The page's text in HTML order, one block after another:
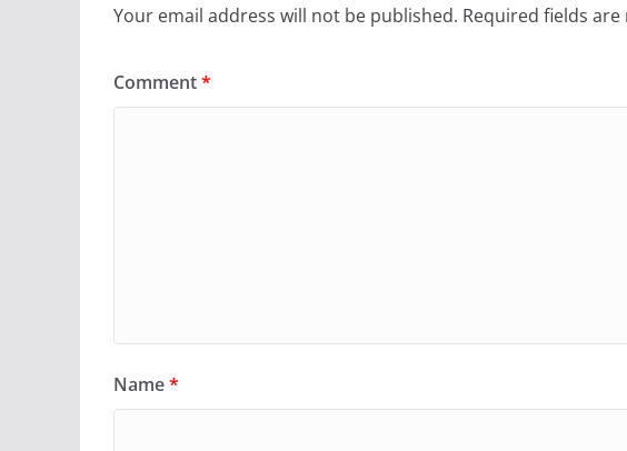
Your email address will not be published. Required fields are
Comment*
Name*